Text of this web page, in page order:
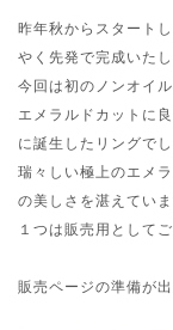
昨年秋からスタート
やく先発で完成いたし
今回は初のノンオイ
エメラルドカットに
に誕生したリングで
瑞々しい極上のエメ
の美しさを湛えていま
１つは販売用として
販売ページの準備が